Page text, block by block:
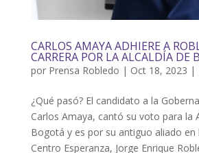
CARLOS AMAYA ADHIERE A
CARRERA POR LA ALCALDÍA DE
por Prensa Robledo | Oct 18, 2023 |
¿Qué pasó? El candidato a la
Carlos Amaya, cantó su voto para la
Bogotá y es por su antiguo aliado en
Centro Esperanza, Jorge Enrique